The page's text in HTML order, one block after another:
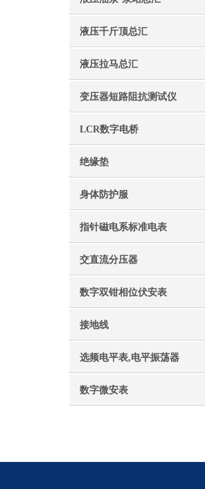
液压千斤顶总汇
液压拉马总汇
变压器短路阻抗测试仪
LCR数字电桥
绝缘垫
身体防护服
指针磁电系标准电表
交直流分压器
数字双钳相位伏安表
接地线
选频电平表,电平振荡器
数字微安表